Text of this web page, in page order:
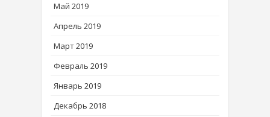
Май 2019
Апрель 2019
Март 2019
Февраль 2019
Январь 2019
Декабрь 2018